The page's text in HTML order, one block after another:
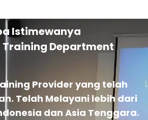
Istimewanya
Training Department
Provider yang telah
Telah Melayani lebih dari
dan Asia Tenggara.